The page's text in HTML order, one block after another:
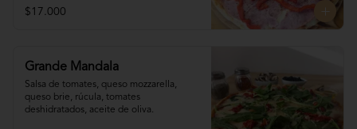
$17.000
Grande Mandala
Salsa de tomates, queso mozzarella,
queso brie, rúcula, tomates
deshidratados, aceite de oliva.